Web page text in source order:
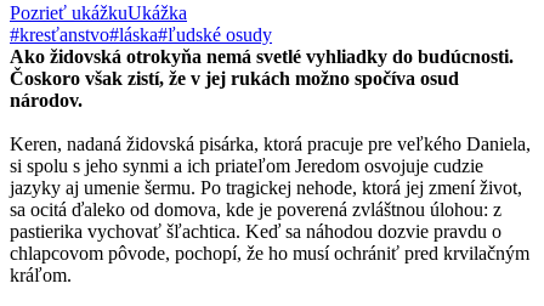
Pozrieť ukážkuUkážka
#kresťanstvo#láska#ľudské osudy
Ako židovská otrokyňa nemá svetlé vyhliadky do budúcnosti.
Čoskoro však zistí, že v jej rukách možno spočíva osud
národov.
Keren, nadaná židovská pisárka, ktorá pracuje pre veľkého Daniela,
si spolu s jeho synmi a ich priateľom Jeredom osvojuje cudzie
jazyky aj umenie šermu. Po tragickej nehode, ktorá jej zmení život,
sa ocitá ďaleko od domova, kde je poverená zvláštnou úlohou: z
pastierika vychovať šľachtica. Keď sa náhodou dozvie pravdu o
chlapcovom pôvode, pochopí, že ho musí ochrániť pred krvilačným
kráľom.